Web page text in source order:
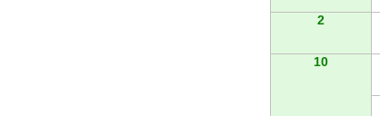
2
10